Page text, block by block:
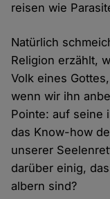
reisen wie
Natürlich
Religion erzählt,
Volk eines
wenn wir ihn
Pointe: auf seine
das Know-how
unserer
darüber einig,
albern sind?